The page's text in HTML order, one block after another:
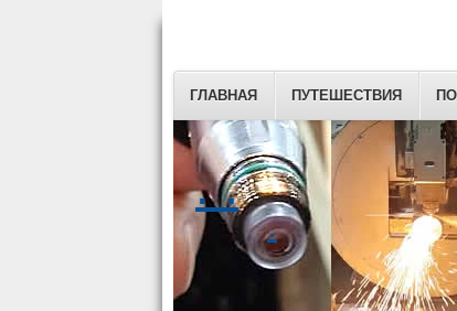
. .
.
ГЛАВНАЯ ПУТЕШЕСТВИЯ